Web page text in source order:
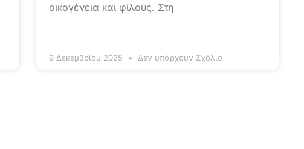
οικογένεια και φίλους. Στη
9 Δεκεμβρίου 2025 Δεν υπάρχουν Σχόλια